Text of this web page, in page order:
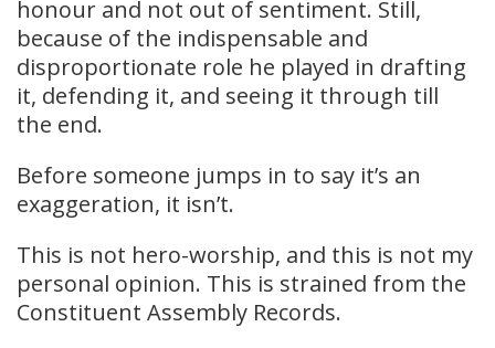
honour and not out of sentiment. Still,
because of the indispensable and
disproportionate role he played in drafting
it, defending it, and seeing it through till
the end.
Before someone jumps in to say it’s an
exaggeration, it isn’t.
This is not hero-worship, and this is not my
personal opinion. This is strained from the
Constituent Assembly Records.